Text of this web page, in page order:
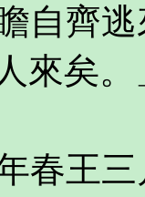
自齊
來矣
春王